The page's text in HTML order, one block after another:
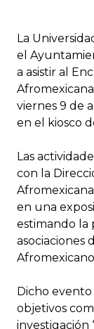
La
el
a asistir al
viernes 9 de
en el kiosco
Las
con la
en una
estimando la
asociaciones
Dicho
objetivos
investigación